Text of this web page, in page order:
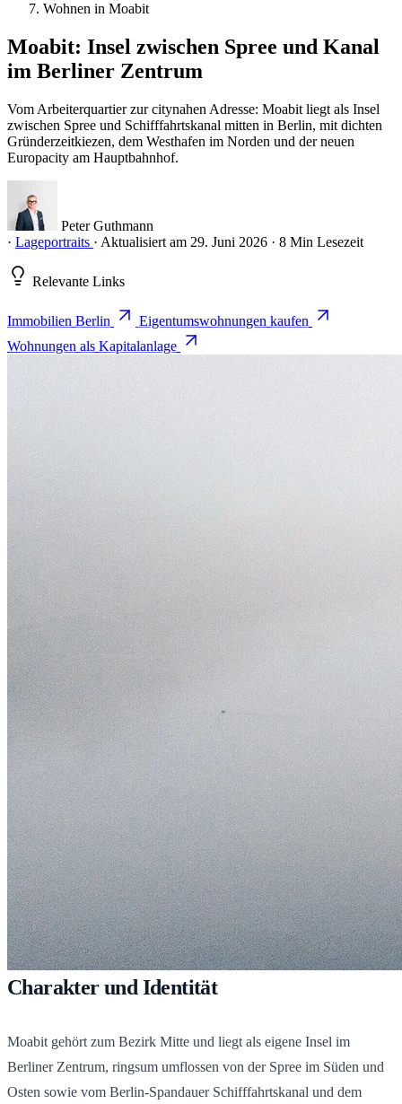
Wohnen in Moabit
Moabit: Insel zwischen Spree und Kanal
im Berliner Zentrum
Vom Arbeiterquartier zur citynahen Adresse: Moabit liegt als Insel
zwischen Spree und Schifffahrtskanal mitten in Berlin, mit dichten
Gründerzeitkiezen, dem Westhafen im Norden und der neuen
Europacity am Hauptbahnhof.
Peter Guthmann
· Lageportraits · Aktualisiert am 29. Juni 2026 · 8 Min Lesezeit
Relevante Links
Immobilien Berlin
Eigentumswohnungen kaufen
Wohnungen als Kapitalanlage
Charakter und Identität
Moabit gehört zum Bezirk Mitte und liegt als eigene Insel im
Berliner Zentrum, ringsum umflossen von der Spree im Süden und
Osten sowie vom Berlin-Spandauer Schifffahrtskanal und dem